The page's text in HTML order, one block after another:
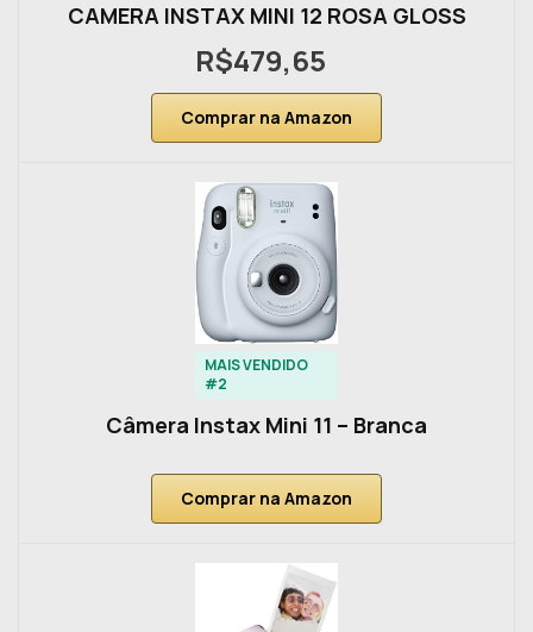
CAMERA INSTAX MINI 12 ROSA GLOSS
R$479,65
Comprar na Amazon
MAIS VENDIDO
#2
Câmera Instax Mini 11 – Branca
Comprar na Amazon